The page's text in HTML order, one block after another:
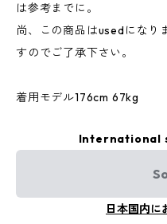
は参考までに。
尚、この商品はusedになり
すのでご了承下さい。
着用モデル176cm 67kg
International
日本国内に